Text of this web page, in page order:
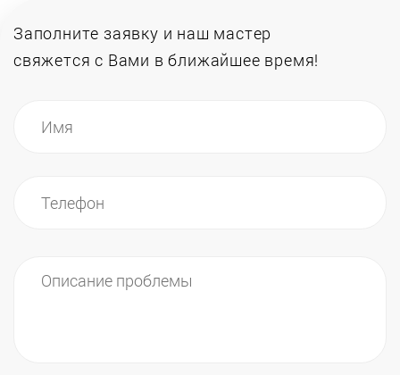
Заполните заявку и наш мастер
свяжется с Вами в ближайшее время!